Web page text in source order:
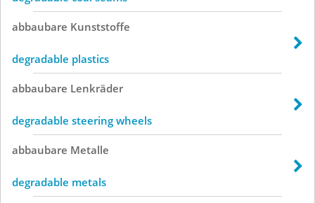
abbaubare Kunststoffe
degradable plastics
abbaubare Lenkräder
degradable steering wheels
abbaubare Metalle
degradable metals